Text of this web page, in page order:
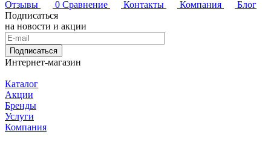
Отзывы
0 Сравнение Контакты Компания
Блог
Подписаться
на новости и акции
Подписаться
Интернет-магазин
Каталог
Акции
Бренды
Услуги
Компания